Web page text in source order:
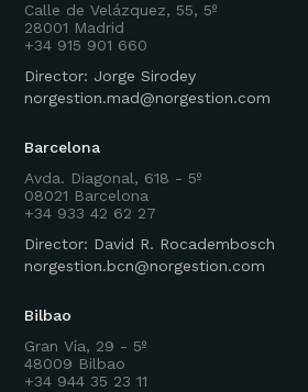
Calle de Velázquez, 55, 5º
28001 Madrid
+34 915 901 660
Director: Jorge Sirodey
norgestion.mad@norgestion.com
Barcelona
Avda. Diagonal, 618 - 5º
08021 Barcelona
+34 933 42 62 27
Director: David R. Rocadembosch
norgestion.bcn@norgestion.com
Bilbao
Gran Vía, 29 - 5º
48009 Bilbao
+34 944 35 23 11